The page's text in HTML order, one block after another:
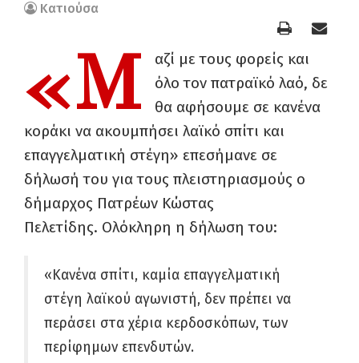
Κατιούσα
«Μ
αζί με τους φορείς και
όλο τον πατραϊκό λαό, δε
θα αφήσουμε σε κανένα
κοράκι να ακουμπήσει λαϊκό σπίτι και
επαγγελματική στέγη» επεσήμανε σε
δήλωσή του για τους πλειστηριασμούς ο
δήμαρχος Πατρέων Κώστας
Πελετίδης. Ολόκληρη η δήλωση του:
«Κανένα σπίτι, καμία επαγγελματική
στέγη λαϊκού αγωνιστή, δεν πρέπει να
περάσει στα χέρια κερδοσκόπων, των
περίφημων επενδυτών.